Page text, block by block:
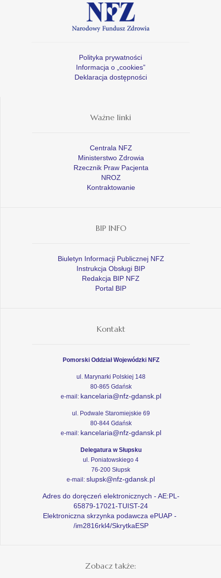
Polityka prywatności
Informacja o „cookies”
Deklaracja dostępności
Ważne linki
Centrala NFZ
Ministerstwo Zdrowia
Rzecznik Praw Pacjenta
NROZ
Kontraktowanie
BIP INFO
Biuletyn Informacji Publicznej NFZ
Instrukcja Obsługi BIP
Redakcja BIP NFZ
Portal BIP
Kontakt
Pomorski Oddział Wojewódzki NFZ
ul. Marynarki Polskiej 148
80-865 Gdańsk
e-mail: kancelaria@nfz-gdansk.pl
ul. Podwale Staromiejskie 69
80-844 Gdańsk
e-mail: kancelaria@nfz-gdansk.pl
Delegatura w Słupsku
ul. Poniatowskiego 4
76-200 Słupsk
e-mail: slupsk@nfz-gdansk.pl
Adres do doręczeń elektronicznych - AE:PL-
65879-17021-TUIST-24
Elektroniczna skrzynka podawcza ePUAP -
/im2816rkl4/SkrytkaESP
Zobacz także: